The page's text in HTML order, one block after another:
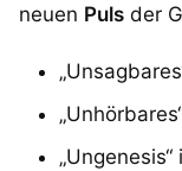
neuen Puls der
„Ungenesis“